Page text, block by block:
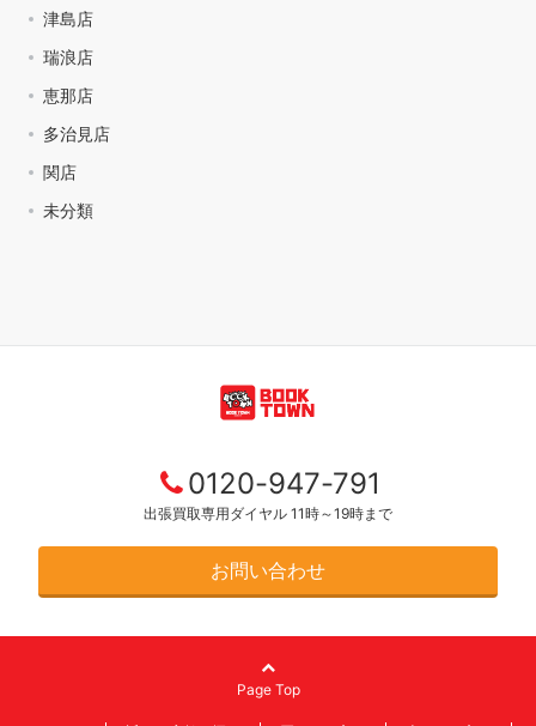
津島店
瑞浪店
恵那店
多治見店
関店
未分類
0120-947-791
出張買取専用ダイヤル 11時～19時まで
お問い合わせ
Page Top